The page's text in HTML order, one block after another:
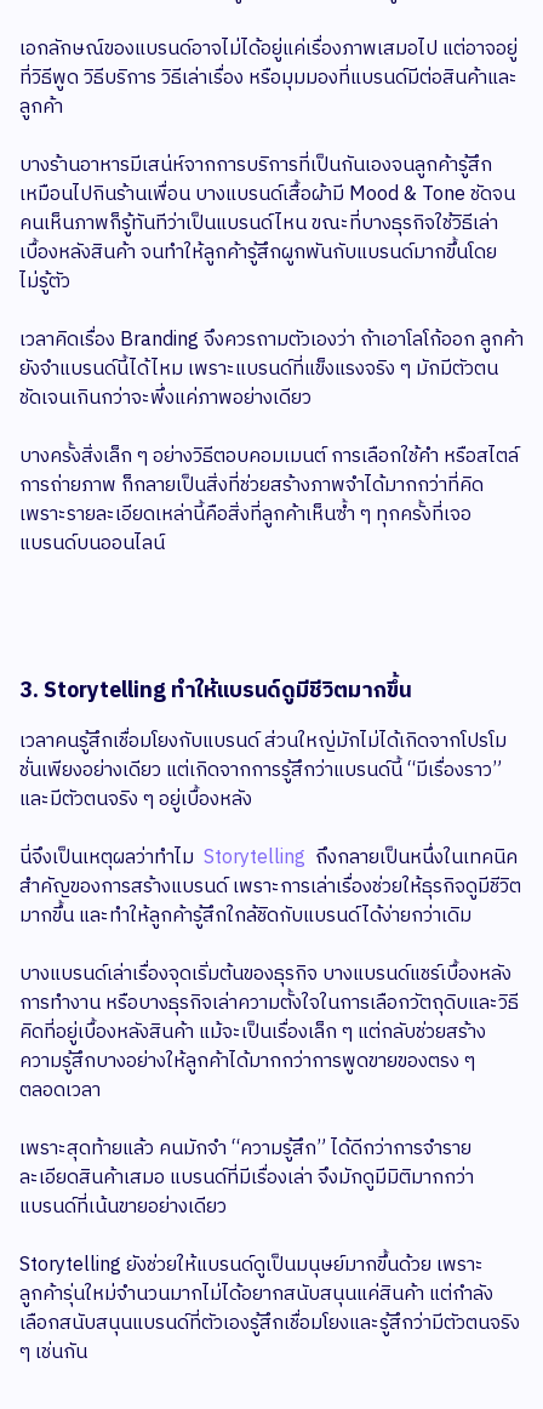
เอกลักษณ์ของแบรนด์อาจไม่ได้อยู่แค่เรื่องภาพเสมอไป แต่อาจอยู่
ที่วิธีพูด วิธีบริการ วิธีเล่าเรื่อง หรือมุมมองที่แบรนด์มีต่อสินค้าและ
ลูกค้า
บางร้านอาหารมีเสน่ห์จากการบริการที่เป็นกันเองจนลูกค้ารู้สึก
เหมือนไปกินร้านเพื่อน บางแบรนด์เสื้อผ้ามี Mood & Tone ชัดจน
คนเห็นภาพก็รู้ทันทีว่าเป็นแบรนด์ไหน ขณะที่บางธุรกิจใช้วิธีเล่า
เบื้องหลังสินค้า จนทำให้ลูกค้ารู้สึกผูกพันกับแบรนด์มากขึ้นโดย
ไม่รู้ตัว
เวลาคิดเรื่อง Branding จึงควรถามตัวเองว่า ถ้าเอาโลโก้ออก ลูกค้า
ยังจำแบรนด์นี้ได้ไหม เพราะแบรนด์ที่แข็งแรงจริง ๆ มักมีตัวตน
ชัดเจนเกินกว่าจะพึ่งแค่ภาพอย่างเดียว
บางครั้งสิ่งเล็ก ๆ อย่างวิธีตอบคอมเมนต์ การเลือกใช้คำ หรือสไตล์
การถ่ายภาพ ก็กลายเป็นสิ่งที่ช่วยสร้างภาพจำได้มากกว่าที่คิด
เพราะรายละเอียดเหล่านี้คือสิ่งที่ลูกค้าเห็นซ้ำ ๆ ทุกครั้งที่เจอ
แบรนด์บนออนไลน์
3. Storytelling ทำให้แบรนด์ดูมีชีวิตมากขึ้น
เวลาคนรู้สึกเชื่อมโยงกับแบรนด์ ส่วนใหญ่มักไม่ได้เกิดจากโปรโม
ชั่นเพียงอย่างเดียว แต่เกิดจากการรู้สึกว่าแบรนด์นี้ “มีเรื่องราว”
และมีตัวตนจริง ๆ อยู่เบื้องหลัง
นี่จึงเป็นเหตุผลว่าทำไม Storytelling ถึงกลายเป็นหนึ่งในเทคนิค
สำคัญของการสร้างแบรนด์ เพราะการเล่าเรื่องช่วยให้ธุรกิจดูมีชีวิต
มากขึ้น และทำให้ลูกค้ารู้สึกใกล้ชิดกับแบรนด์ได้ง่ายกว่าเดิม
บางแบรนด์เล่าเรื่องจุดเริ่มต้นของธุรกิจ บางแบรนด์แชร์เบื้องหลัง
การทำงาน หรือบางธุรกิจเล่าความตั้งใจในการเลือกวัตถุดิบและวิธี
คิดที่อยู่เบื้องหลังสินค้า แม้จะเป็นเรื่องเล็ก ๆ แต่กลับช่วยสร้าง
ความรู้สึกบางอย่างให้ลูกค้าได้มากกว่าการพูดขายของตรง ๆ
ตลอดเวลา
เพราะสุดท้ายแล้ว คนมักจำ “ความรู้สึก” ได้ดีกว่าการจำราย
ละเอียดสินค้าเสมอ แบรนด์ที่มีเรื่องเล่า จึงมักดูมีมิติมากกว่า
แบรนด์ที่เน้นขายอย่างเดียว
Storytelling ยังช่วยให้แบรนด์ดูเป็นมนุษย์มากขึ้นด้วย เพราะ
ลูกค้ารุ่นใหม่จำนวนมากไม่ได้อยากสนับสนุนแค่สินค้า แต่กำลัง
เลือกสนับสนุนแบรนด์ที่ตัวเองรู้สึกเชื่อมโยงและรู้สึกว่ามีตัวตนจริง
ๆ เช่นกัน